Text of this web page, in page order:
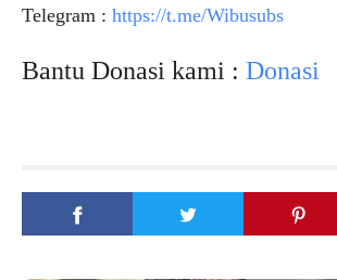
Telegram : https://t.me/Wibusubs
Bantu Donasi kami : Donasi